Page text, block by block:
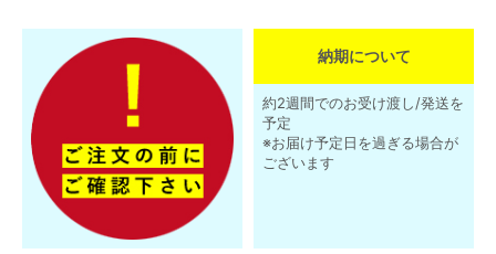
納期について
約2週間でのお受け渡し/発送を
予定
※お届け予定日を過ぎる場合が
ございます